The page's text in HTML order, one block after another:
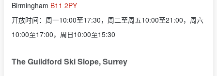
Birmingham B11 2PY
开放时间：周一10:00至17:30，周二至周五10:00至21:00，周六
10:00至17:00，周日10:00至15:30
The Guildford Ski Slope, Surrey